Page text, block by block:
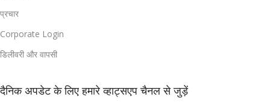
प्रचार
Corporate Login
डिलीवरी और वापसी
दैनिक अपडेट के लिए हमारे व्हाट्सएप चैनल से जुड़ें